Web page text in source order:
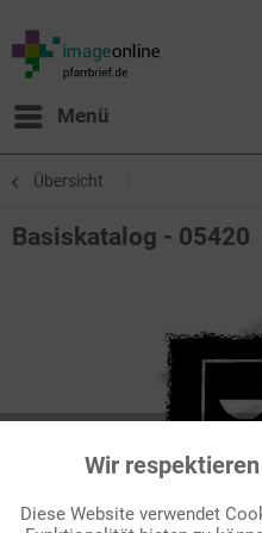
Menü
Übersicht
Basiskatalog - 05420
Funktionale
Wir
Diese Website verwendet